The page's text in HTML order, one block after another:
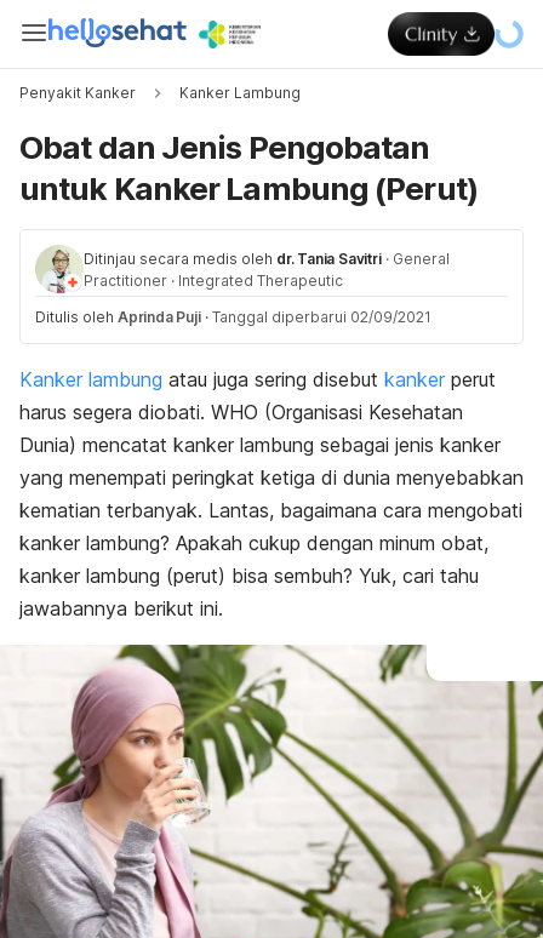
Penyakit Kanker Kanker Lambung
Obat dan Jenis Pengobatan
untuk Kanker Lambung (Perut)
Ditinjau secara medis oleh dr. Tania Savitri · General
Practitioner · Integrated Therapeutic
Ditulis oleh Aprinda Puji · Tanggal diperbarui 02/09/2021
Kanker lambung atau juga sering disebut kanker perut
harus segera diobati. WHO (Organisasi Kesehatan
Dunia) mencatat kanker lambung sebagai jenis kanker
yang menempati peringkat ketiga di dunia menyebabkan
kematian terbanyak. Lantas, bagaimana cara mengobati
kanker lambung? Apakah cukup dengan minum obat,
kanker lambung (perut) bisa sembuh? Yuk, cari tahu
jawabannya berikut ini.